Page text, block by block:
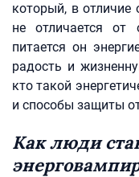
который, в отличие
не отличается от
питается он
радость и
кто такой
и способы защиты
Как люди